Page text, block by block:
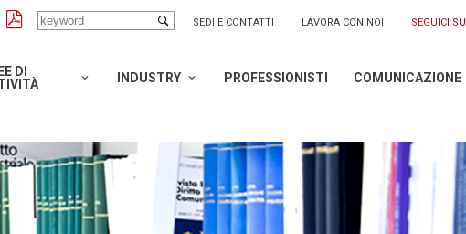
SEDI E CONTATTI LAVORA CON NOI SEGUICI SU
DI
INDUSTRY PROFESSIONISTI COMUNICAZIONE